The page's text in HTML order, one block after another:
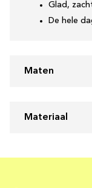
Glad,
De hele
Maten
Materiaal